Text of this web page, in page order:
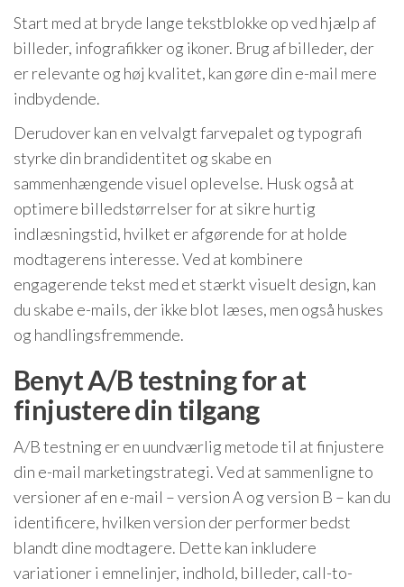
Start med at bryde lange tekstblokke op ved hjælp af
billeder, infografikker og ikoner. Brug af billeder, der
er relevante og høj kvalitet, kan gøre din e-mail mere
indbydende.
Derudover kan en velvalgt farvepalet og typografi
styrke din brandidentitet og skabe en
sammenhængende visuel oplevelse. Husk også at
optimere billedstørrelser for at sikre hurtig
indlæsningstid, hvilket er afgørende for at holde
modtagerens interesse. Ved at kombinere
engagerende tekst med et stærkt visuelt design, kan
du skabe e-mails, der ikke blot læses, men også huskes
og handlingsfremmende.
Benyt A/B testning for at
finjustere din tilgang
A/B testning er en uundværlig metode til at finjustere
din e-mail marketingstrategi. Ved at sammenligne to
versioner af en e-mail – version A og version B – kan du
identificere, hvilken version der performer bedst
blandt dine modtagere. Dette kan inkludere
variationer i emnelinjer, indhold, billeder, call-to-